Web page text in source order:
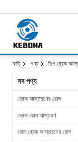
বাড়ি পণ্য শিল্প ব্রেক
সব পণ্য
ব্রেক আস্তরণের রোল
ব্রেক রোল আস্তরণ
বোনা ব্রেক আস্তরণের রোল